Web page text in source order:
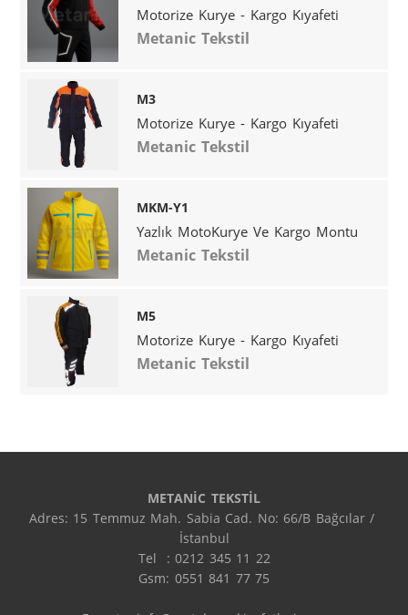
Motorize Kurye - Kargo Kıyafeti
Metanic Tekstil
M3
Motorize Kurye - Kargo Kıyafeti
Metanic Tekstil
MKM-Y1
Yazlık MotoKurye Ve Kargo Montu
Metanic Tekstil
M5
Motorize Kurye - Kargo Kıyafeti
Metanic Tekstil
METANİC TEKSTİL
Adres: 15 Temmuz Mah. Sabia Cad. No: 66/B Bağcılar /
İstanbul
Tel  : 0212 345 11 22
Gsm: 0551 841 77 75